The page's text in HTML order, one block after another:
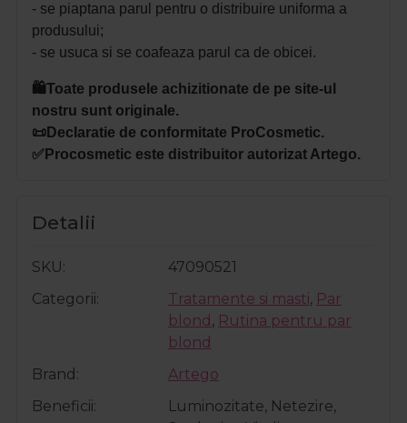
- se piaptana parul pentru o distribuire uniforma a
produsului;
- se usuca si se coafeaza parul ca de obicei.
🛍️Toate produsele achizitionate de pe site-ul
nostru sunt originale.
📜Declaratie de conformitate ProCosmetic.
✅Procosmetic este distribuitor autorizat Artego.
Detalii
SKU
47090521
Categorii
Tratamente si masti, Par
blond , Rutina pentru par
blond
Brand
Artego
Beneficii
Luminozitate, Netezire,